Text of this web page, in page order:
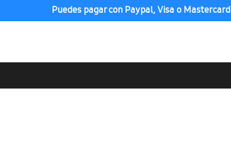
Puedes pagar con Paypal, Visa o Mastercard